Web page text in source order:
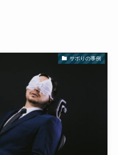
サボりの事例